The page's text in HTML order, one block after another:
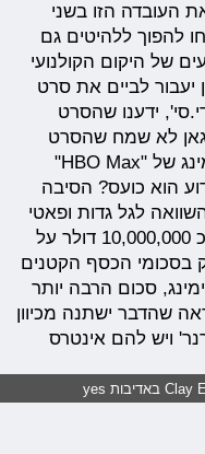
העובדה הזו בשני
להפוך ללהיטים גם
של היקום הקולנועי
יעבור לביים את סרט
ידענו שהסרט
גאן לא שמח שהסרט
יעלה לשידור ישירות לשירות הסטרימינג של "HBO Max"
הוא כועס? הסיבה
לגל גדות ופאטי
ג'נקינס שקיבלו כל אחת צ'ק על סה"כ 10,000,000 דולר על
להסתפק בסכומי הכסף הקטנים
סכום הרבה יותר
שהדבר ישתנה מכיוון
ויש להם אינטרס